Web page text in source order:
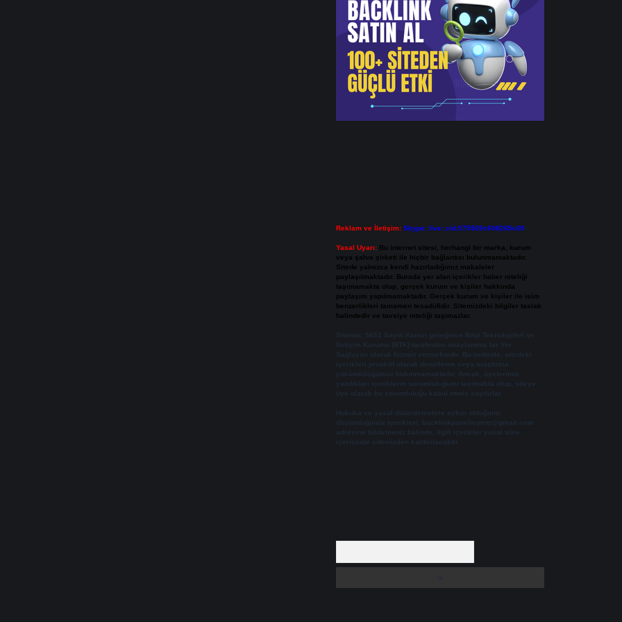
Reklam ve İletişim: Skype: live:.cid.575569c608265c69
Yasal Uyarı: Bu internet sitesi, herhangi bir marka, kurum
veya şahıs şirketi ile hiçbir bağlantısı bulunmamaktadır.
Sitede yalnızca kendi hazırladığımız makaleler
paylaşılmaktadır. Burada yer alan içerikler haber niteliği
taşımamakta olup, gerçek kurum ve kişiler hakkında
paylaşım yapılmamaktadır. Gerçek kurum ve kişiler ile isim
benzerlikleri tamamen tesadüfidir. Sitemizdeki bilgiler taslak
halindedir ve tavsiye niteliği taşımazlar.
Sitemiz, 5651 Sayılı Kanun gereğince Bilgi Teknolojileri ve
İletişim Kurumu (BTK) tarafından onaylanmış bir Yer
Sağlayıcı olarak hizmet vermektedir. Bu nedenle, sitedeki
içerikleri proaktif olarak denetleme veya araştırma
yükümlülüğümüz bulunmamaktadır. Ancak, üyelerimiz
yazdıkları içeriklerin sorumluluğunu taşımakta olup, siteye
üye olarak bu sorumluluğu kabul etmiş sayılırlar.
Hukuka ve yasal düzenlemelere aykırı olduğunu
düşündüğünüz içerikleri,
backlinkpanelicomtr@gmail.com
adresine bildirmeniz halinde, ilgili içerikler yasal süre
içerisinde sitemizden kaldırılacaktır.